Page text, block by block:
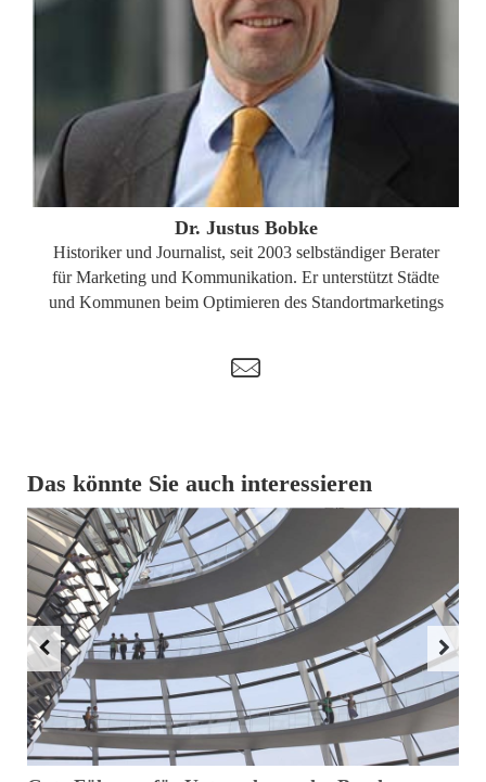
ZUM PROFIL
Dr. Justus Bobke
Historiker und Journalist, seit 2003 selbständiger Berater
für Marketing und Kommunikation. Er unterstützt Städte
und Kommunen beim Optimieren des Standortmarketings
t
Das könnte Sie auch interessieren